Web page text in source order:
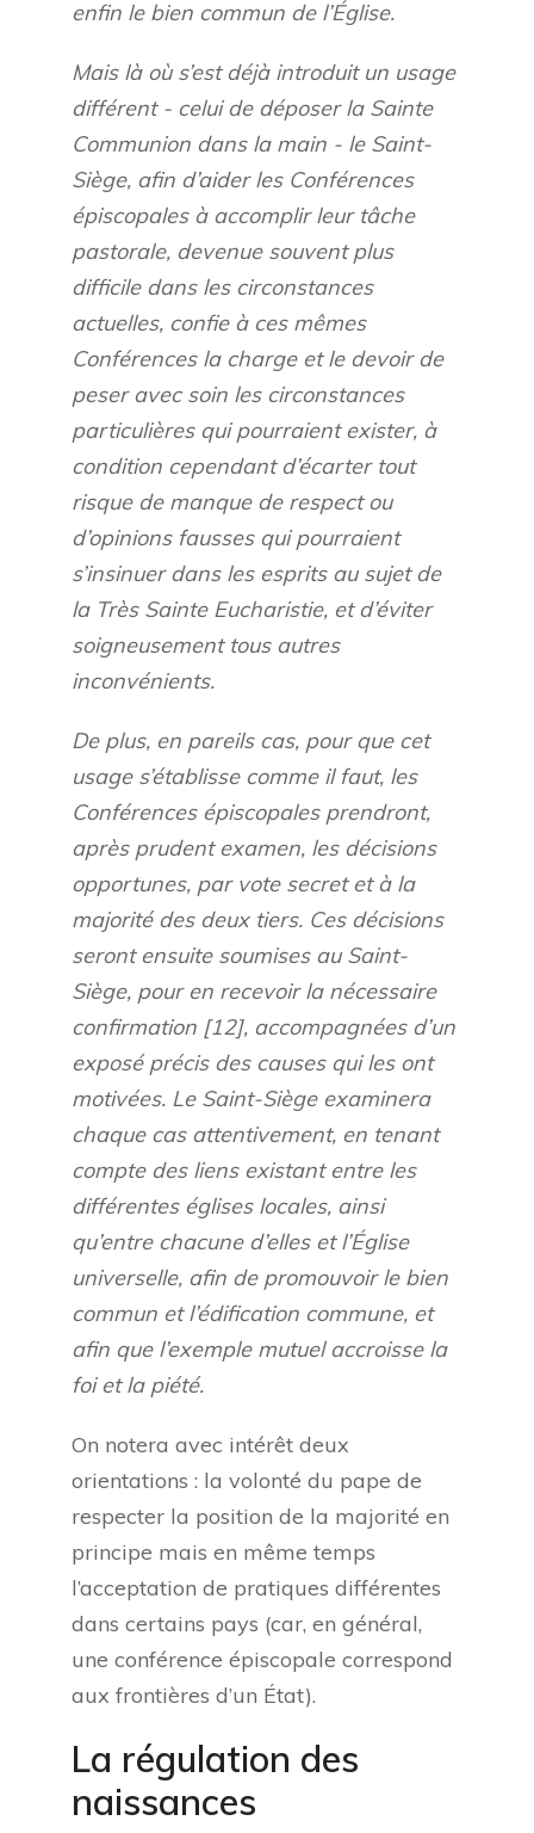
enfin le bien commun de l’Église.
Mais là où s’est déjà introduit un usage
différent - celui de déposer la Sainte
Communion dans la main - le Saint-
Siège, afin d’aider les Conférences
épiscopales à accomplir leur tâche
pastorale, devenue souvent plus
difficile dans les circonstances
actuelles, confie à ces mêmes
Conférences la charge et le devoir de
peser avec soin les circonstances
particulières qui pourraient exister, à
condition cependant d’écarter tout
risque de manque de respect ou
d’opinions fausses qui pourraient
s’insinuer dans les esprits au sujet de
la Très Sainte Eucharistie, et d’éviter
soigneusement tous autres
inconvénients.
De plus, en pareils cas, pour que cet
usage s’établisse comme il faut, les
Conférences épiscopales prendront,
après prudent examen, les décisions
opportunes, par vote secret et à la
majorité des deux tiers. Ces décisions
seront ensuite soumises au Saint-
Siège, pour en recevoir la nécessaire
confirmation [12], accompagnées d’un
exposé précis des causes qui les ont
motivées. Le Saint-Siège examinera
chaque cas attentivement, en tenant
compte des liens existant entre les
différentes églises locales, ainsi
qu’entre chacune d’elles et l’Église
universelle, afin de promouvoir le bien
commun et l’édification commune, et
afin que l’exemple mutuel accroisse la
foi et la piété.
On notera avec intérêt deux
orientations : la volonté du pape de
respecter la position de la majorité en
principe mais en même temps
l’acceptation de pratiques différentes
dans certains pays (car, en général,
une conférence épiscopale correspond
aux frontières d’un État).
La régulation des
naissances